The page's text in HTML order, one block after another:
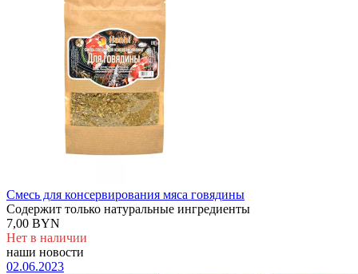
Смесь для консервирования мяса говядины
Содержит только натуральные ингредиенты
7,00 BYN
Нет в наличии
наши новости
02.06.2023